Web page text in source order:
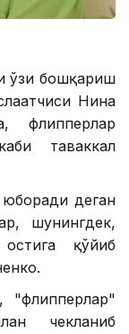
ўзи бошқариш
Нина
флипперлар
таваккал
деган
шунингдек,
қўйиб
"флипперлар"
чекланиб